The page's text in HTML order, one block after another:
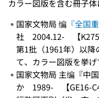
カラー図版を含む冊子
国家文物局 编 『全国
社 2004.12- 【K275-
第1批（1961年）以降
て、カラー図版を挙げ
国家文物局 主编『中
か 1989- 【GE16-C4